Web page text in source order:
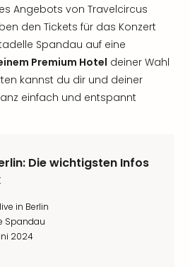
Angebots von Travelcircus
den Tickets für das Konzert
Spandau auf eine
Premium Hotel deiner Wahl
kannst du dir und deiner
einfach und entspannt
Die wichtigsten Infos
in Berlin
Spandau
2024